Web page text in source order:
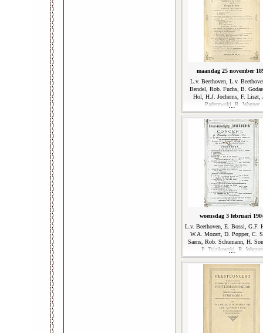
maandag 25 november
L.v. Beethoven, L.v.
Bendel, Rob. Fuchs, B.
Hol, H.J. Jochems, F. Liszt,
Paderewski, R. Wagner
woensdag 3 februari
L.v. Beethoven, E. Bossi, G.F.
W.A. Mozart, D. Popper, C.
Saens, Rob. Schumann, H.
P. Tsjaikovski, R. Wagner